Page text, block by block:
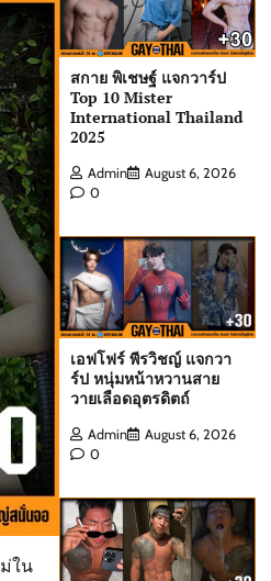
ใน
สกาย พิเชษฐ์ แจกวาร์ป
Top 10 Mister
International Thailand
2025
Admin
August 6, 2026
0
เอฟโฟร์ พีรวิชญ์ แจกวา
ร์ป หนุ่มหน้าหวานสาย
วายเลือดอุตรดิตถ์
Admin
August 6, 2026
0
หนุ่มฟิตหุ่นล่ำ
Admin
เอฟโฟร์ พีร
สายวายเลือ
เจ้าของยอด
Admin